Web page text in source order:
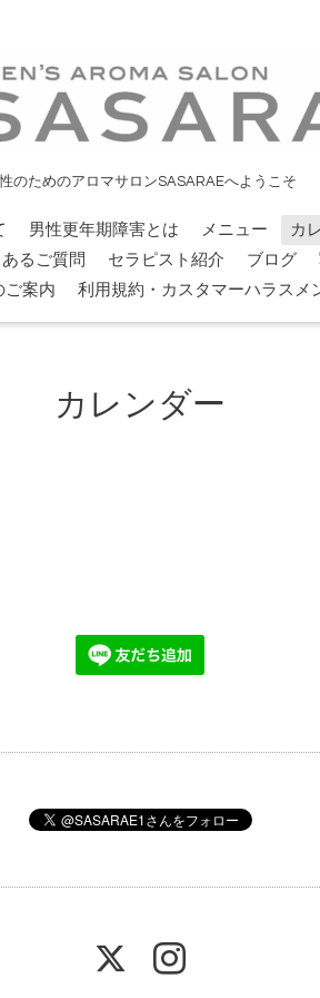
のためのアロマサロンSASARAEへようこそ
男性更年期障害とは メニュー カ
あるご質問 セラピスト紹介 ブログ
ご案内
利用規約・カスタマーハラスメ
カレンダー